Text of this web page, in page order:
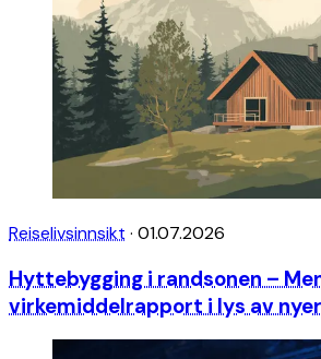
Reiselivsinnsikt · 01.07.2026
Hyttebygging i randsonen –
virkemiddelrapport i lys av